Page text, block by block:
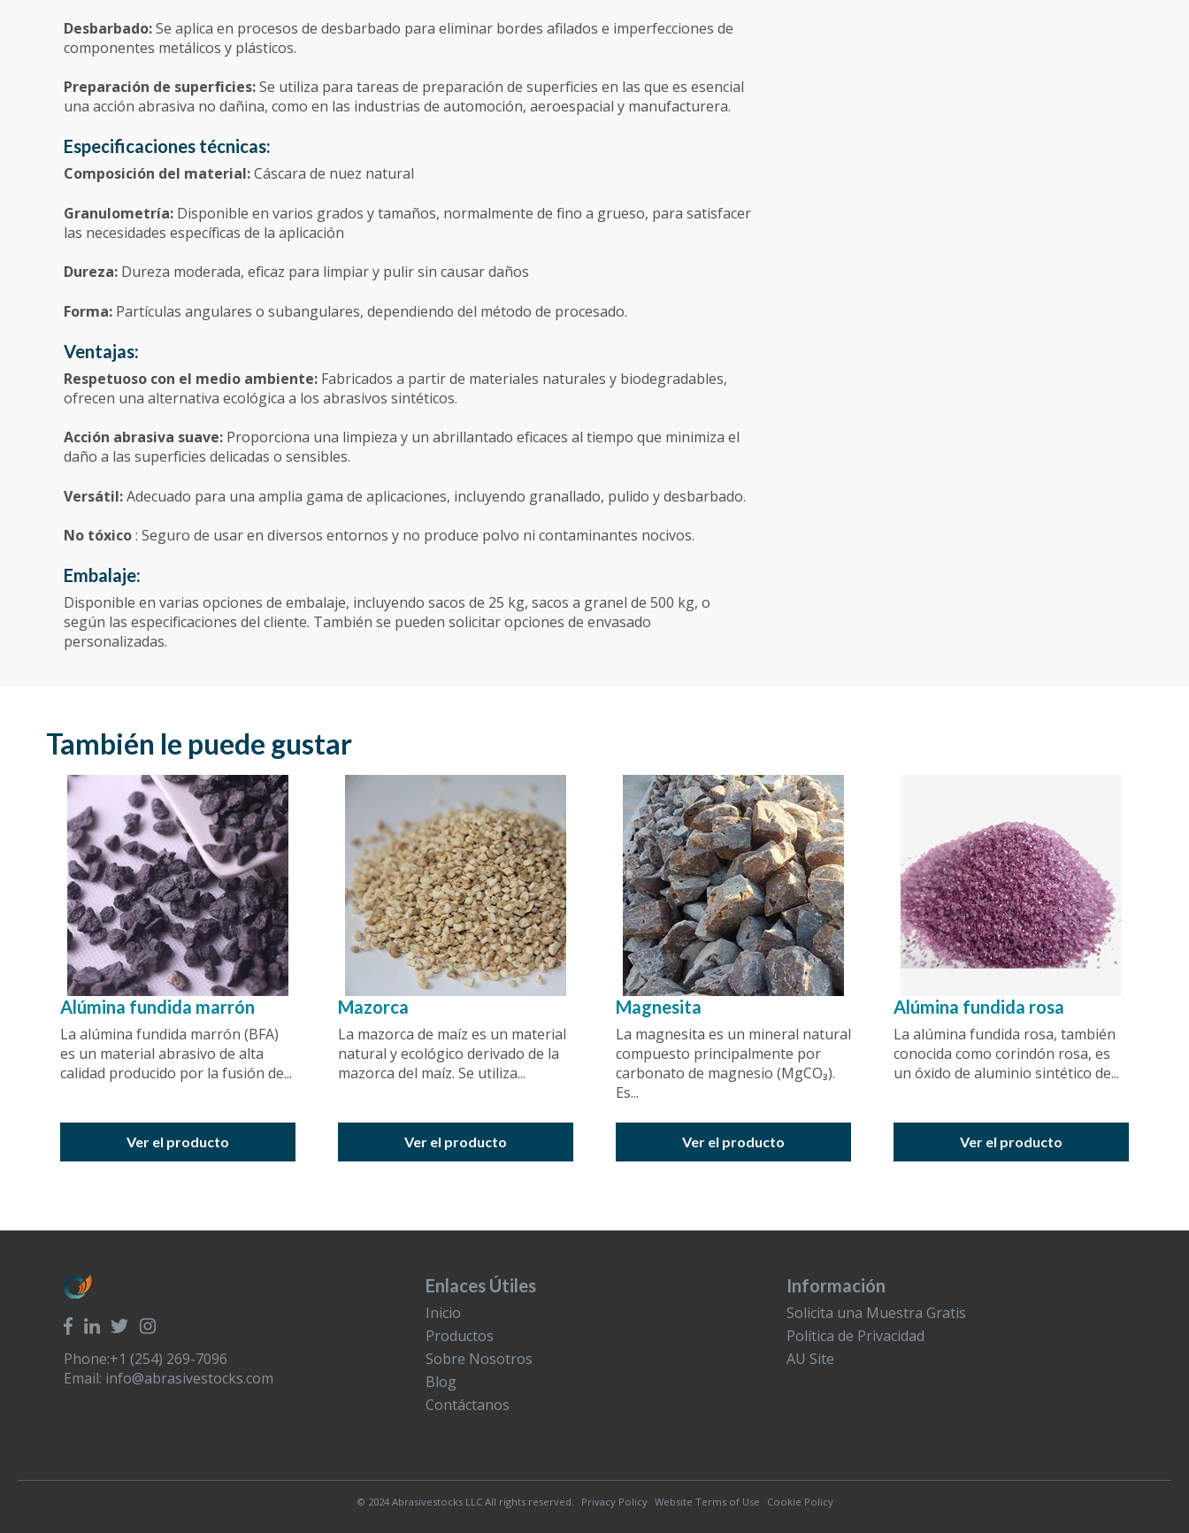
Desbarbado:Se aplica en procesos de desbarbado para eliminar bordes afilados e imperfecciones de
componentes metálicos y plásticos.
Preparación de superficies:Se utiliza para tareas de preparación de superficies en las que es esencial
una acción abrasiva no dañina, como en las industrias de automoción, aeroespacial y manufacturera.
Especificaciones técnicas:
Composición del material:Cáscara de nuez natural
Granulometría: Disponible en varios grados y tamaños, normalmente de fino a grueso, para satisfacer
las necesidades específicas de la aplicación
Dureza: Dureza moderada, eficaz para limpiar y pulir sin causar daños
Forma: Partículas angulares o subangulares, dependiendo del método de procesado.
Ventajas:
Respetuoso con el medio ambiente: Fabricados a partir de materiales naturales y biodegradables,
ofrecen una alternativa ecológica a los abrasivos sintéticos.
Acción abrasiva suave: Proporciona una limpieza y un abrillantado eficaces al tiempo que minimiza el
daño a las superficies delicadas o sensibles.
Versátil:Adecuado para una amplia gama de aplicaciones, incluyendo granallado, pulido y desbarbado.
No tóxico: Seguro de usar en diversos entornos y no produce polvo ni contaminantes nocivos.
Embalaje:
Disponible en varias opciones de embalaje, incluyendo sacos de 25 kg, sacos a granel de 500 kg, o
según las especificaciones del cliente. También se pueden solicitar opciones de envasado
personalizadas.
También le puede gustar
Alúmina fundida marrón
La alúmina fundida marrón (BFA)
es un material abrasivo de alta
calidad producido por la fusión de...
Ver el producto
Mazorca
La mazorca de maíz es un material
natural y ecológico derivado de la
mazorca del maíz. Se utiliza...
Ver el producto
Magnesita
La magnesita es un mineral natural
compuesto principalmente por
carbonato de magnesio (MgCO₃).
Es...
Ver el producto
Alúmina fundida rosa
La alúmina fundida rosa, también
conocida como corindón rosa, es
un óxido de aluminio sintético de...
Ver el producto
Phone:+1 (254) 269-7096
Email: info@abrasivestocks.com
Enlaces Útiles
Inicio
Productos
Sobre Nosotros
Blog
Contáctanos
Información
Solicita una Muestra Gratis
Política de Privacidad
AU Site
© 2024 Abrasivestocks LLC All rights reserved. Privacy Policy Website Terms of Use Cookie Policy